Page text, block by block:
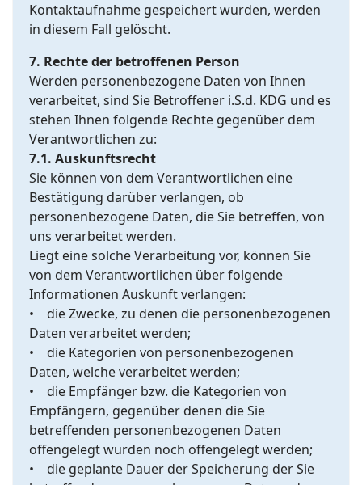
Kontaktaufnahme gespeichert wurden, werden
in diesem Fall gelöscht.
7. Rechte der betroffenen Person
Werden personenbezogene Daten von Ihnen
verarbeitet, sind Sie Betroffener i.S.d. KDG und es
stehen Ihnen folgende Rechte gegenüber dem
Verantwortlichen zu:
7.1. Auskunftsrecht
Sie können von dem Verantwortlichen eine
Bestätigung darüber verlangen, ob
personenbezogene Daten, die Sie betreffen, von
uns verarbeitet werden.
Liegt eine solche Verarbeitung vor, können Sie
von dem Verantwortlichen über folgende
Informationen Auskunft verlangen:
• die Zwecke, zu denen die personenbezogenen
Daten verarbeitet werden;
• die Kategorien von personenbezogenen
Daten, welche verarbeitet werden;
• die Empfänger bzw. die Kategorien von
Empfängern, gegenüber denen die Sie
betreffenden personenbezogenen Daten
offengelegt wurden noch offengelegt werden;
• die geplante Dauer der Speicherung der Sie